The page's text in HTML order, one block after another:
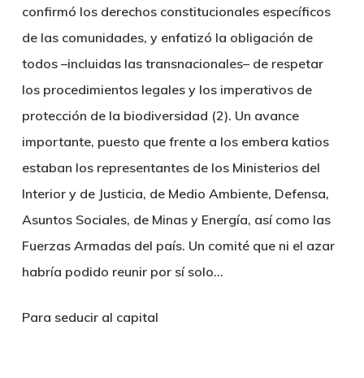
confirmó los derechos constitucionales específicos
de las comunidades, y enfatizó la obligación de
todos –incluidas las transnacionales– de respetar
los procedimientos legales y los imperativos de
protección de la biodiversidad (2). Un avance
importante, puesto que frente a los embera katios
estaban los representantes de los Ministerios del
Interior y de Justicia, de Medio Ambiente, Defensa,
Asuntos Sociales, de Minas y Energía, así como las
Fuerzas Armadas del país. Un comité que ni el azar
habría podido reunir por sí solo…
Para seducir al capital